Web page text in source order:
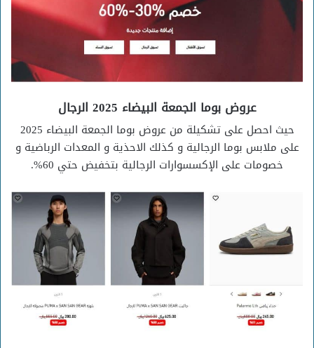
عروض بوما الجمعة البيضاء 2025 الرجال
حيث احصل على تشكيلة من عروض بوما الجمعة البيضاء 2025
على ملابس بوما الرجالية و كذلك الاحذية و المعدات الرباضية و
خصومات على الإكسسوارات الرجالية بتخفيض حتي 60%.